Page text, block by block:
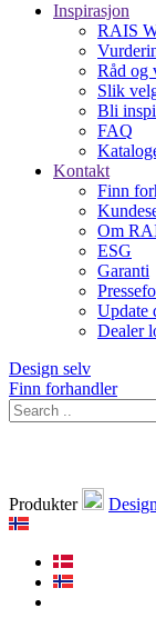
Inspirasjon
RAIS
Råd og
Slik
Bli
FAQ
Kontakt
Finn
Om
ESG
Garanti
Update
Dealer
Design selv
Finn forhandler
Produkter